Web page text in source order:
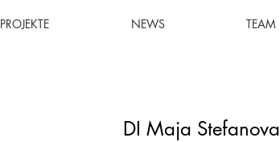
PROJEKTE NEWS TEAM
DI Maja Stefanova